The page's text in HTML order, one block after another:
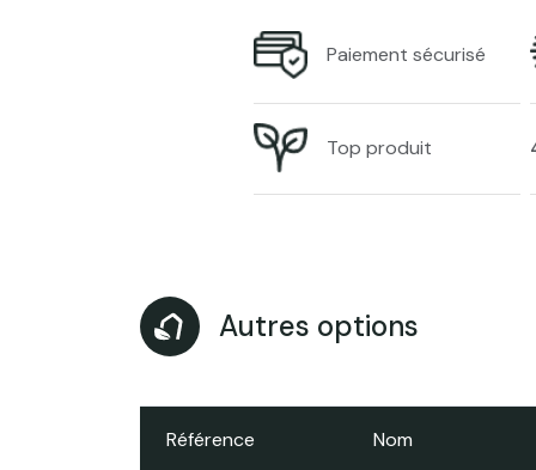
Paiement sécurisé
Top produit
Autres options
Référence Nom